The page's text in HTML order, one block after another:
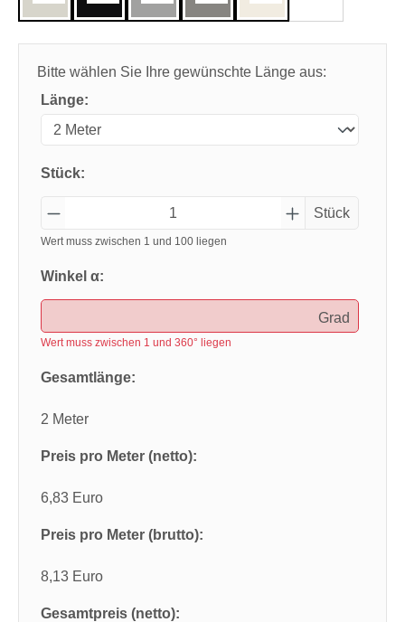
Bitte wählen Sie Ihre gewünschte Länge aus:
Länge:
Stück:
Stück
Wert muss zwischen 1 und 100 liegen
Winkel α:
Grad
Wert muss zwischen 1 und 360° liegen
Gesamtlänge:
2 Meter
Preis pro Meter (netto):
6,83 Euro
Preis pro Meter (brutto):
8,13 Euro
Gesamtpreis (netto):